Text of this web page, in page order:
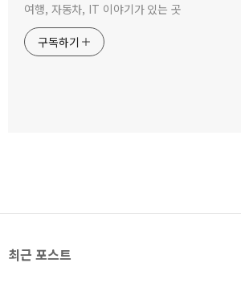
여행, 자동차, IT 이야기가 있는 곳
구독하기
최근 포스트